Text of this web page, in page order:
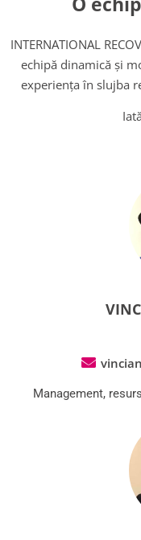
INTERNATIONAL
echipă dinamică și
experiența în slujba
Management,